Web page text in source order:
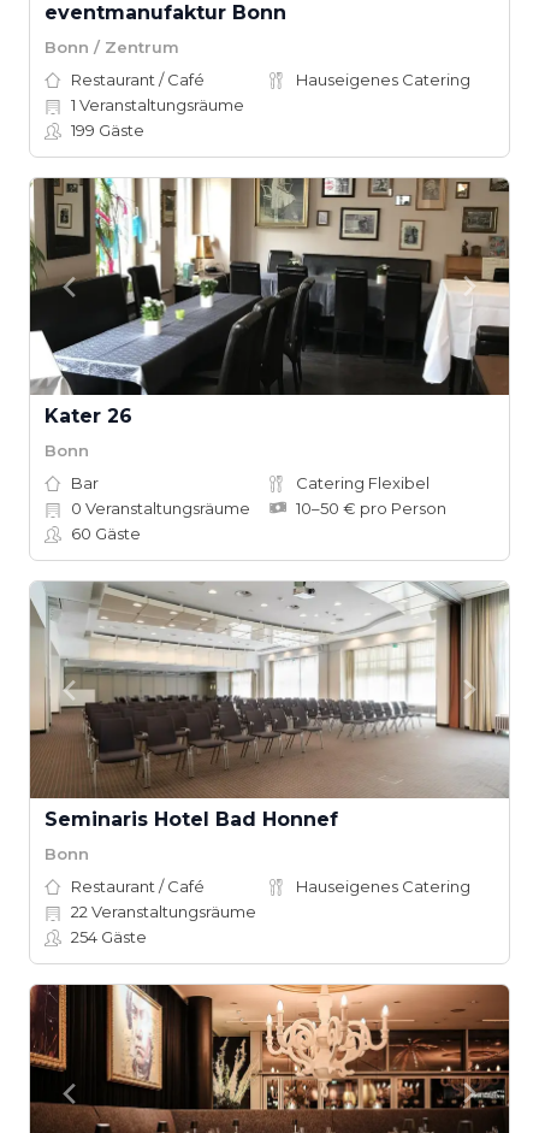
eventmanufaktur Bonn
Bonn / Zentrum
Restaurant / Café
Hauseigenes Catering
1 Veranstaltungsräume
199 Gäste
Kater 26
Bonn
Bar
Catering Flexibel
0 Veranstaltungsräume
10–50 € pro Person
60 Gäste
Seminaris Hotel Bad Honnef
Bonn
Restaurant / Café
Hauseigenes Catering
22 Veranstaltungsräume
254 Gäste